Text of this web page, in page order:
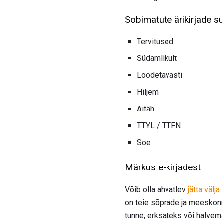
Sobimatute ärikirjade
Tervitused
Südamlikult
Loodetavasti
Hiljem
Aitäh
TTYL / TTFN
Soe
Märkus e-kirjadest
Võib olla ahvatlev jätta
on teie sõprade ja
tunne, erksateks või